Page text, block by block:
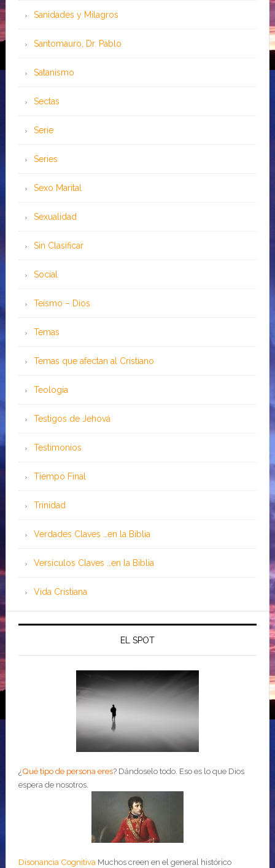
Sanidades y Milagros
Santomauro, Dr. Pablo
Satanismo
Sectas
Serie
Series
Sexo Marital
Sexualidad
Sin Clasificar
Social
Teísmo – Dios
Temas
Temas que afectan al Cristiano
Teología
Testigos de Jehová
Testimonios
Tiempo Final
Trinidad
Verdades Claves …en la Biblia
Versículos Claves …en la Biblia
Vida Cristiana
EL SPOT
¿Qué tipo de persona eres? Dándoselo todo. Eso es lo que Dios
espera de nosotros.
Disonancia Cognitiva Muchos creen en el general histórico